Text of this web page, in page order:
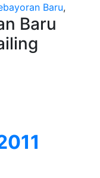
Baru,
Baru